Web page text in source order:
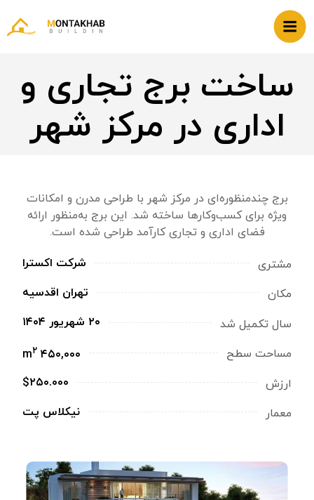
ساخت برج تجاری و
اداری در مرکز شهر
برج چندمنظوره‌ای در مرکز شهر با طراحی مدرن و امکانات
ویژه برای کسب‌وکارها ساخته شد. این برج به‌منظور ارائه
فضای اداری و تجاری کارآمد طراحی شده است.
مشتری شرکت اکسترا
مکان تهران اقدسیه
سال تکمیل شد ۲۰ شهریور ۱۴۰۴
مساحت سطح ۴۵۰,۰۰۰ m ۲
ارزش $۲۵۰.۰۰۰
معمار نیکلاس پت